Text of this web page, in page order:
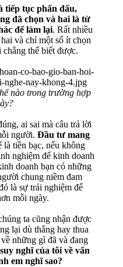
tiếp tục phấn đấu,
đã chọn và hai là từ
để làm lại. Rất nhiều
và chỉ một số ít chọn
thể biết được.
nào trong trường hợp
ai sai mà câu trả lời
người. Đầu tư mang
là tiền bạc, nếu không
nghiệm để kinh doanh
doanh bạn có những
chung niềm đam
là sự trải nghiệm để
mỗi ngày.
ta cũng nhận được
lại dù thắng hay thua
những gì đã và đang
nghĩ của tôi về vấn
em nghĩ sao?